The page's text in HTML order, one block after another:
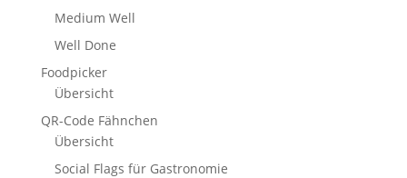
Medium Well
Well Done
Foodpicker
Übersicht
QR-Code Fähnchen
Übersicht
Social Flags für Gastronomie